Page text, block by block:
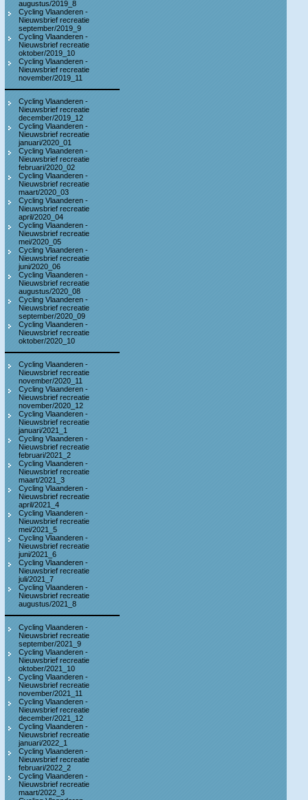
augustus/2019_8
Cycling Vlaanderen -
Nieuwsbrief recreatie
september/2019_9
Cycling Vlaanderen -
Nieuwsbrief recreatie
oktober/2019_10
Cycling Vlaanderen -
Nieuwsbrief recreatie
november/2019_11
Cycling Vlaanderen -
Nieuwsbrief recreatie
december/2019_12
Cycling Vlaanderen -
Nieuwsbrief recreatie
januari/2020_01
Cycling Vlaanderen -
Nieuwsbrief recreatie
februari/2020_02
Cycling Vlaanderen -
Nieuwsbrief recreatie
maart/2020_03
Cycling Vlaanderen -
Nieuwsbrief recreatie
april/2020_04
Cycling Vlaanderen -
Nieuwsbrief recreatie
mei/2020_05
Cycling Vlaanderen -
Nieuwsbrief recreatie
juni/2020_06
Cycling Vlaanderen -
Nieuwsbrief recreatie
augustus/2020_08
Cycling Vlaanderen -
Nieuwsbrief recreatie
september/2020_09
Cycling Vlaanderen -
Nieuwsbrief recreatie
oktober/2020_10
Cycling Vlaanderen -
Nieuwsbrief recreatie
november/2020_11
Cycling Vlaanderen -
Nieuwsbrief recreatie
november/2020_12
Cycling Vlaanderen -
Nieuwsbrief recreatie
januari/2021_1
Cycling Vlaanderen -
Nieuwsbrief recreatie
februari/2021_2
Cycling Vlaanderen -
Nieuwsbrief recreatie
maart/2021_3
Cycling Vlaanderen -
Nieuwsbrief recreatie
april/2021_4
Cycling Vlaanderen -
Nieuwsbrief recreatie
mei/2021_5
Cycling Vlaanderen -
Nieuwsbrief recreatie
juni/2021_6
Cycling Vlaanderen -
Nieuwsbrief recreatie
juli/2021_7
Cycling Vlaanderen -
Nieuwsbrief recreatie
augustus/2021_8
Cycling Vlaanderen -
Nieuwsbrief recreatie
september/2021_9
Cycling Vlaanderen -
Nieuwsbrief recreatie
oktober/2021_10
Cycling Vlaanderen -
Nieuwsbrief recreatie
november/2021_11
Cycling Vlaanderen -
Nieuwsbrief recreatie
december/2021_12
Cycling Vlaanderen -
Nieuwsbrief recreatie
januari/2022_1
Cycling Vlaanderen -
Nieuwsbrief recreatie
februari/2022_2
Cycling Vlaanderen -
Nieuwsbrief recreatie
maart/2022_3